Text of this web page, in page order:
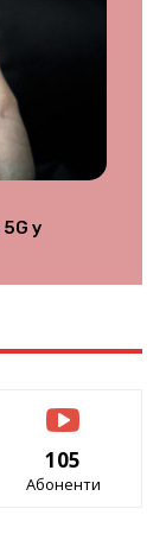
у
105
Абоненти